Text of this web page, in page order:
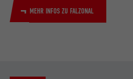
MEHR INFOS ZU FALZONAL
Zweck
LinkedIn für die